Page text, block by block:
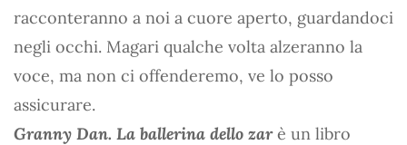
racconteranno a noi a cuore aperto, guardandoci
negli occhi. Magari qualche volta alzeranno la
voce, ma non ci offenderemo, ve lo posso
assicurare.
Granny Dan. La ballerina dello zar è un libro